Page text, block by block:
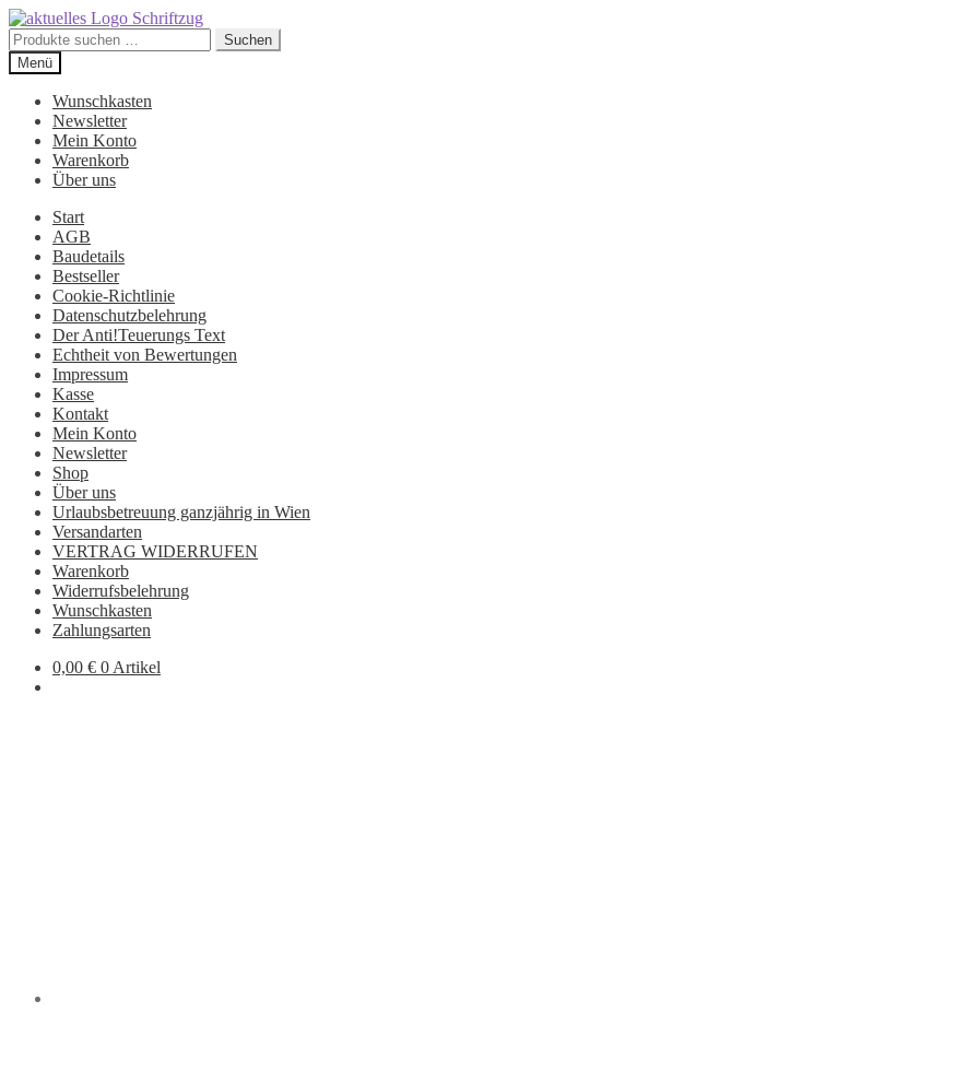
Suchen
nach:
Suchen
Zur
Navigation
springen
Zum
Inhalt
springen
Menü
Wunschkasten
Newsletter
Mein Konto
Warenkorb
Über uns
Start
AGB
Baudetails
Bestseller
Cookie-Richtlinie
Datenschutzbelehrung
Der Anti!Teuerungs Text
Echtheit von Bewertungen
Impressum
Kasse
Kontakt
Mein Konto
Newsletter
Shop
Über uns
Urlaubsbetreuung ganzjährig in Wien
Versandarten
VERTRAG WIDERRUFEN
Warenkorb
Widerrufsbelehrung
Wunschkasten
Zahlungsarten
0,00 € 0 Artikel